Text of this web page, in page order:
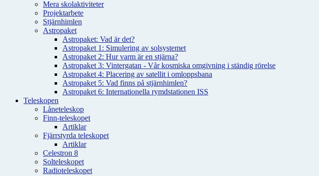
Mera skolaktiviteter
Projektarbete
Stjärnhimlen
Astropaket
Astropaket: Vad är det?
Astropaket 1: Simulering av solsystemet
Astropaket 2: Hur varm är en stjärna?
Astropaket 3: Vintergatan - Vår kosmiska omgivning i ständig rörelse
Astropaket 4: Placering av satellit i omloppsbana
Astropaket 5: Vad finns på stjärnhimlen?
Astropaket 6: Internationella rymdstationen ISS
Teleskopen
Låneteleskop
Finn-teleskopet
Artiklar
Fjärrstyrda teleskopet
Artiklar
Celestron 8
Solteleskopet
Radioteleskopet